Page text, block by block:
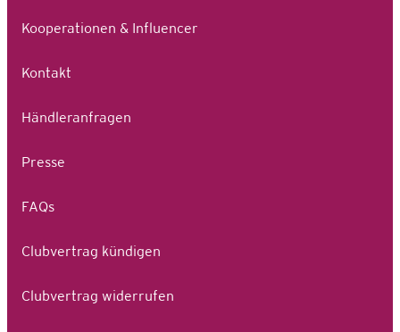
Kooperationen & Influencer
Kontakt
Händleranfragen
Presse
FAQs
Clubvertrag kündigen
Clubvertrag widerrufen